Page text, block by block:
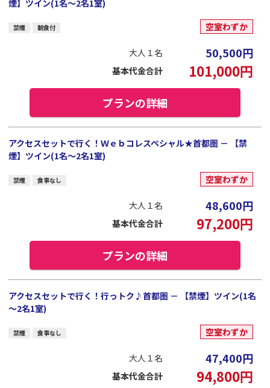
煙】ツイン(1名～2名1室)
禁煙 朝食付 空室わずか
大人１名 50,500円
基本代金合計 101,000円
プランの詳細
アクセスセットで行く！Ｗｅｂコレスペシャル★首都圏 － 【禁
煙】ツイン(1名～2名1室)
禁煙 食事なし 空室わずか
大人１名 48,600円
基本代金合計 97,200円
プランの詳細
アクセスセットで行く！行っトク♪首都圏 － 【禁煙】ツイン(1名
～2名1室)
禁煙 食事なし 空室わずか
大人１名 47,400円
基本代金合計 94,800円